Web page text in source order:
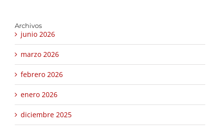
Archivos
junio 2026
marzo 2026
febrero 2026
enero 2026
diciembre 2025